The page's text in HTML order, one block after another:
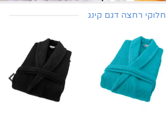
חלוקי רחצה דגם קינג